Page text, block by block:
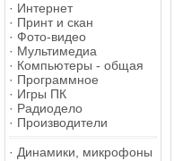
· Интернет
· Принт и скан
· Фото-видео
· Мультимедиа
· Компьютеры - общая
· Программное
· Игры ПК
· Радиодело
· Производители
· Динамики, микрофоны